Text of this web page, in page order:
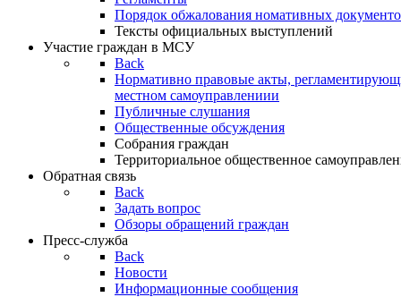
Порядок обжалования номативных
Тексты официальных выступлений
Участие граждан в МСУ
Back
Нормативно правовые акты,
местном самоуправлениии
Публичные слушания
Общественные обсуждения
Собрания граждан
Территориальное общественное
Обратная связь
Back
Задать вопрос
Обзоры обращений граждан
Пресс-служба
Back
Новости
Информационные сообщения